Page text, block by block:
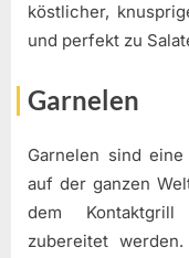
köstlicher,
und perfekt zu
Garnelen
Garnelen sind
auf der ganzen
dem
zubereitet